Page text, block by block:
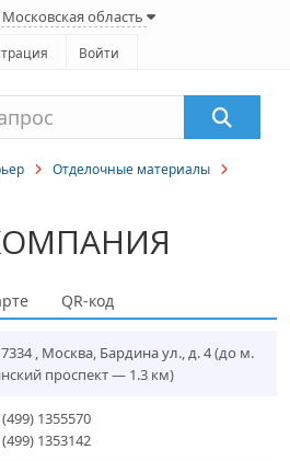
область
Войти
Отделочные материалы
QR-код
, Москва, Бардина ул., д. 4(до м.
проспект — 1.3 км)
1355570
1353142